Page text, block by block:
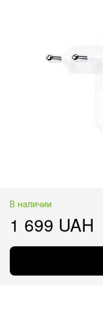
В наличии
1 699 UAH